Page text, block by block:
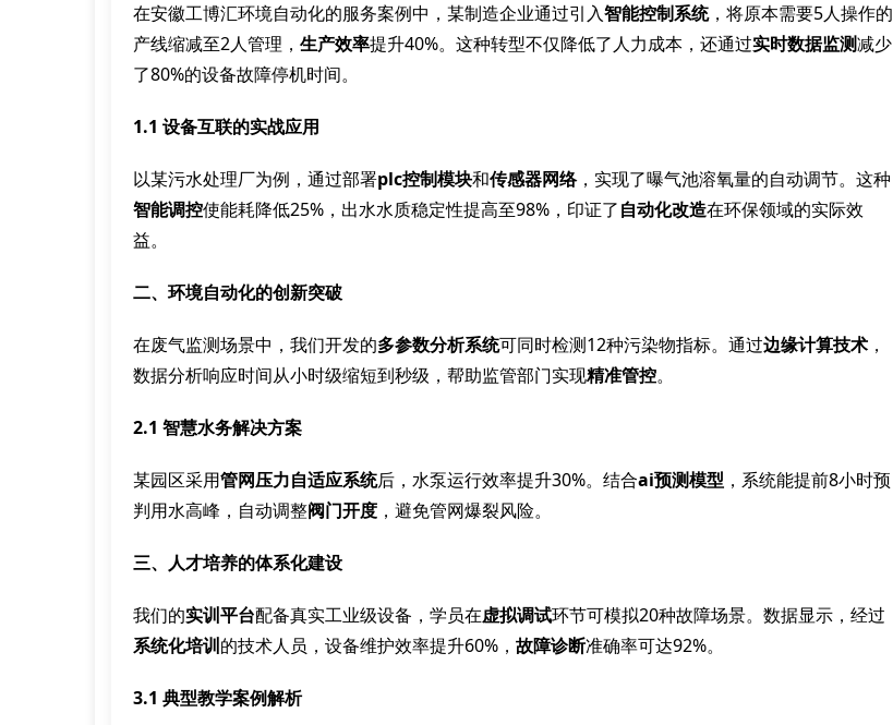
在安徽工博汇环境自动化的服务案例中，某制造企业通过引入智能控制系统，将原本需要5人操作的
产线缩减至2人管理， 生产效率提升40%。这种转型不仅降低了人力成本，还通过实时数据监测减少
了80%的设备故障停机时间。
1.1 设备互联的实战应用
以某污水处理厂为例，通过部署plc控制模块和传感器网络，实现了曝气池溶氧量的自动调节。这种
智能调控使能耗降低25%，出水水质稳定性提高至98%，印证了自动化改造在环保领域的实际效
益。
二、环境自动化的创新突破
在废气监测场景中，我们开发的多参数分析系统可同时检测12种污染物指标。通过边缘计算技术 ，
数据分析响应时间从小时级缩短到秒级，帮助监管部门实现精准管控。
2.1 智慧水务解决方案
某园区采用管网压力自适应系统后，水泵运行效率提升30%。结合ai预测模型 ，系统能提前8小时预
判用水高峰，自动调整阀门开度 ，避免管网爆裂风险。
三、人才培养的体系化建设
我们的实训平台配备真实工业级设备，学员在虚拟调试环节可模拟20种故障场景。数据显示，经过
系统化培训的技术人员，设备维护效率提升60%， 故障诊断准确率可达92%。
3.1 典型教学案例解析